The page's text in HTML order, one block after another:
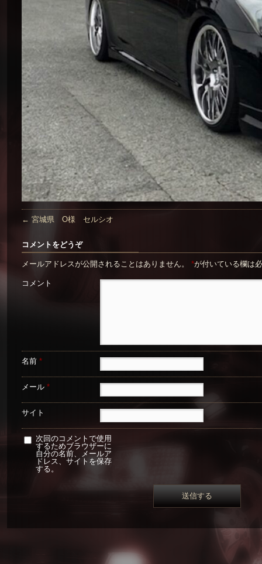
← 宮城県 O様 セルシオ
コメントをどうぞ
メールアドレスが公開されることはありません。 *が付いている欄は
コメント
名前 *
メール *
サイト
次回のコメントで使用
するためブラウザーに
自分の名前、メールア
ドレス、サイトを保存
する。